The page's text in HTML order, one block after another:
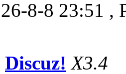
8-8 23:51 ,
Discuz! X3.4